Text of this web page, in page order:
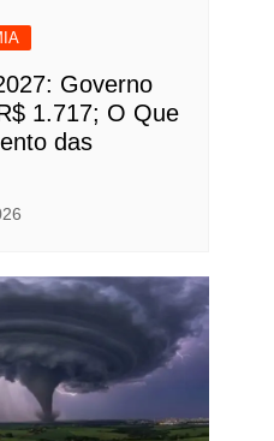
Governo
1.717; O Que
das